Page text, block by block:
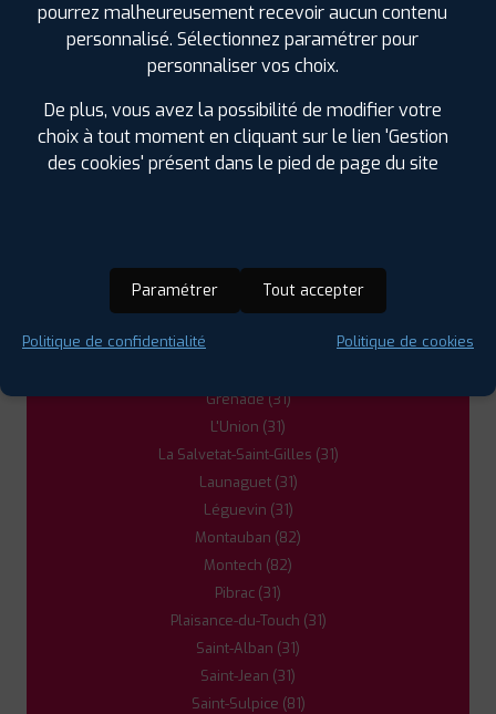
LES GARAGES PROFIL PLUS
DANS LES VILLES À PROXIMITÉ
Aucamville (31)
Aussonne (31)
Balma (31)
Colomiers (31)
Cornebarrieu (31)
Fenouillet (31)
Grenade (31)
L'Union (31)
La Salvetat-Saint-Gilles (31)
Launaguet (31)
Léguevin (31)
Montauban (82)
Montech (82)
Pibrac (31)
Plaisance-du-Touch (31)
Saint-Alban (31)
Saint-Jean (31)
Saint-Sulpice (81)
pourrez malheureusement recevoir aucun contenu
personnalisé. Sélectionnez paramétrer pour
personnaliser vos choix.
De plus, vous avez la possibilité de modifier votre
choix à tout moment en cliquant sur le lien 'Gestion
des cookies' présent dans le pied de page du site
Paramétrer Tout accepter
Politique de confidentialité Politique de cookies